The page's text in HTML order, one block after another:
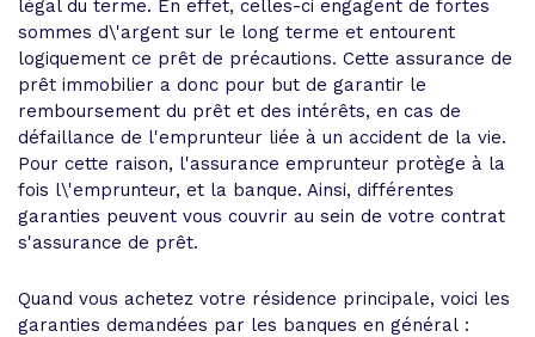
légal du terme. En effet, celles-ci engagent de fortes
sommes d\'argent sur le long terme et entourent
logiquement ce prêt de précautions. Cette assurance de
prêt immobilier a donc pour but de garantir le
remboursement du prêt et des intérêts, en cas de
défaillance de l'emprunteur liée à un accident de la vie.
Pour cette raison, l'assurance emprunteur protège à la
fois l\'emprunteur, et la banque. Ainsi, différentes
garanties peuvent vous couvrir au sein de votre contrat
s'assurance de prêt.
Quand vous achetez votre résidence principale, voici les
garanties demandées par les banques en général :